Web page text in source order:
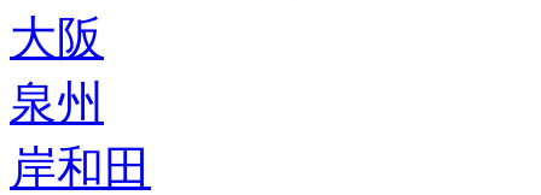
大阪
泉州
岸和田